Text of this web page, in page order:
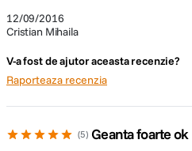
12/09/2016
Cristian Mihaila
V-a fost de ajutor aceasta recenzie?
Raporteaza recenzia
5 Geanta foarte ok